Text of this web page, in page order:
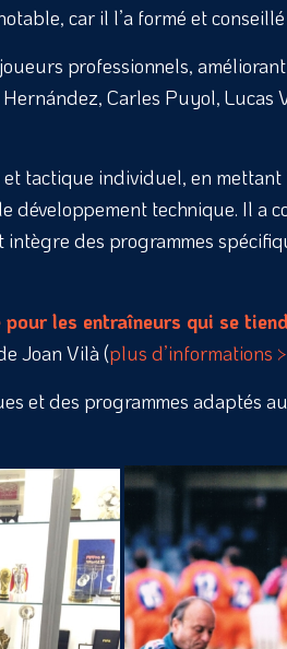
car il l’a formé et
professionnels,
Carles Puyol,
tactique individuel, en
développement technique. Il a
des programmes
les entraîneurs qui se
Joan Vilà (plus d’informations
et des programmes adaptés